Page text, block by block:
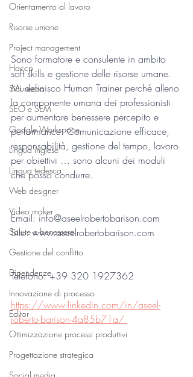
Orientamento al lavoro
Risorse umane
Project management
Haccp
Sicurezza
SEO e SEM
Google Workspace
Lingua inglese
Lingua tedesca
Web designer
Video maker
Salute e benessere
Gestione del conflitto
Dipendenze
Innovazione di processo
Editor
Ottimizzazione processi produttivi
Progettazione strategica
Sono formatore e consulente in ambito
soft skills e gestione delle risorse umane.
Mi definisco Human Trainer perché alleno
la componente umana dei professionisti
per aumentare benessere percepito e
performance. Comunicazione efficace,
responsabilità, gestione del tempo, lavoro
per obiettivi … sono alcuni dei moduli
che posso condurre.
Email: info@aseelrobertobarison.com
Sito: www.aseelrobertobarison.com
Telefono: +39 320 1927362
https://www.linkedin.com/in/aseel-
roberto-barison-4a85b71a/